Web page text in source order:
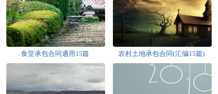
食堂承包合同通用15篇 农村土地承包合同(汇编15篇)